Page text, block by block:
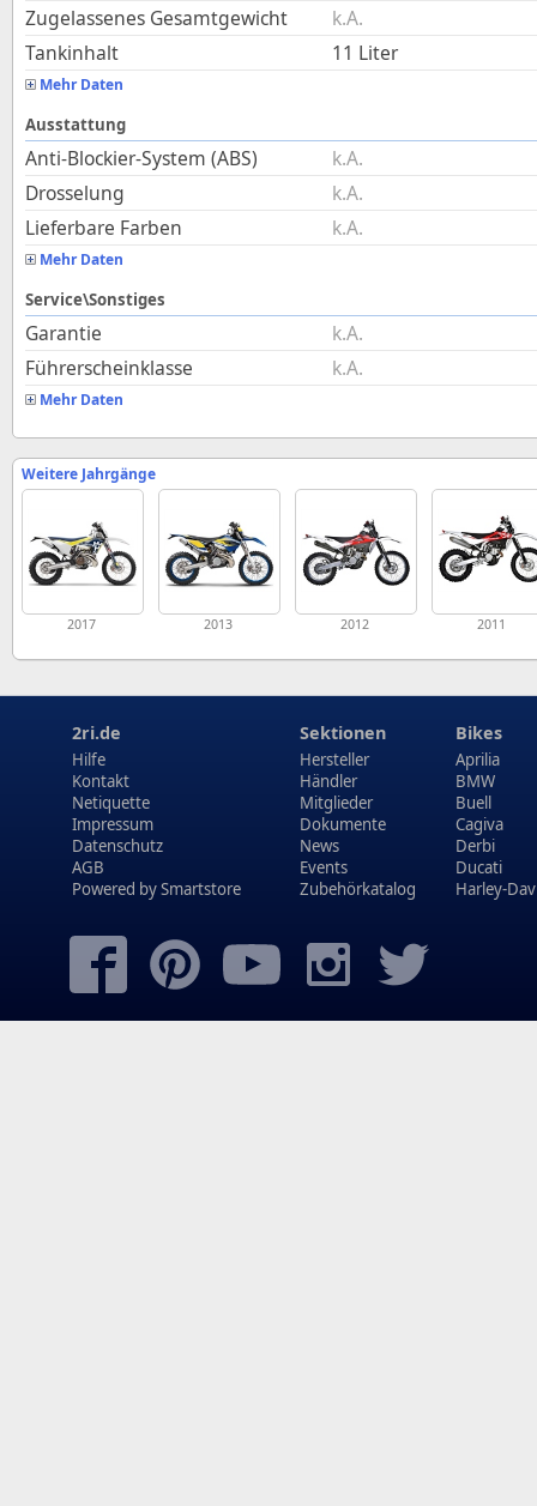
Zugelassenes Gesamtgewicht
k.A.
Tankinhalt
11 Liter
Mehr Daten
Ausstattung
Anti-Blockier-System (ABS)
k.A.
Drosselung
k.A.
Lieferbare Farben
k.A.
Mehr Daten
Service\Sonstiges
Garantie
k.A.
Führerscheinklasse
k.A.
Mehr Daten
Weitere Jahrgänge
2017 2013 2012 2011
2ri.de
Hilfe
Kontakt
Netiquette
Impressum
Datenschutz
AGB
Powered bySmartstore
Sektionen
Hersteller
Händler
Mitglieder
Dokumente
News
Events
Zubehörkatalog
Bikes
Aprilia
BMW
Buell
Cagiva
Derbi
Ducati
Harley-